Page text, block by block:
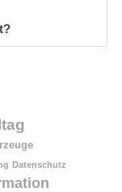
Datenschutz